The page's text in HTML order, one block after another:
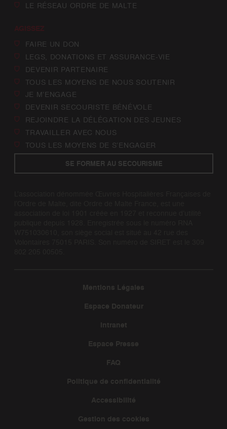
LE RÉSEAU ORDRE DE MALTE
AGISSEZ
FAIRE UN DON
LEGS, DONATIONS ET ASSURANCE-VIE
DEVENIR PARTENAIRE
TOUS LES MOYENS DE NOUS SOUTENIR
JE M’ENGAGE
DEVENIR SECOURISTE BÉNÉVOLE
REJOINDRE LA DÉLÉGATION DES JEUNES
TRAVAILLER AVEC NOUS
TOUS LES MOYENS DE S’ENGAGER
SE FORMER AU SECOURISME
Mentions Légales
Espace Donateur
Intranet
Espace Presse
FAQ
Politique de confidentialité
Accessibilité
Gestion des cookies